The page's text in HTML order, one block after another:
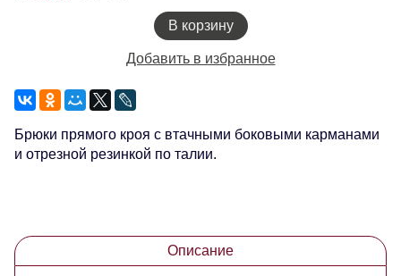
В корзину
Добавить в избранное
Брюки прямого кроя с втачными боковыми карманами
и отрезной резинкой по талии.
Описание